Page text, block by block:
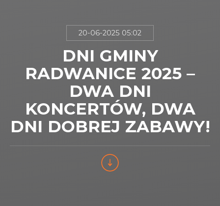
20-06-2025 05:02
DNI GMINY
RADWANICE 2025 –
DWA DNI
KONCERTÓW, DWA
DNI DOBREJ ZABAWY!